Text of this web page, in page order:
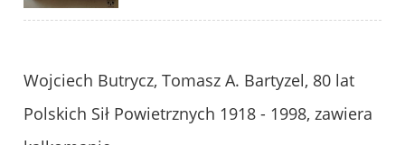
Wojciech Butrycz, Tomasz A. Bartyzel, 80 lat
Polskich Sił Powietrznych 1918 - 1998, zawiera